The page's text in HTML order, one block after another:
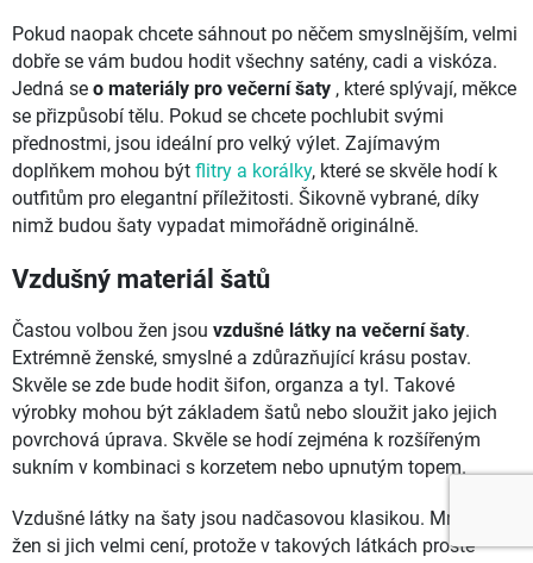
Pokud naopak chcete sáhnout po něčem smyslnějším, velmi
dobře se vám budou hodit všechny satény, cadi a viskóza.
Jedná se o materiály pro večerní šaty , které splývají, měkce
se přizpůsobí tělu. Pokud se chcete pochlubit svými
přednostmi, jsou ideální pro velký výlet. Zajímavým
doplňkem mohou být flitry a korálky, které se skvěle hodí k
outfitům pro elegantní příležitosti. Šikovně vybrané, díky
nimž budou šaty vypadat mimořádně originálně.
Vzdušný materiál šatů
Častou volbou žen jsou vzdušné látky na večerní šaty.
Extrémně ženské, smyslné a zdůrazňující krásu postav.
Skvěle se zde bude hodit šifon, organza a tyl. Takové
výrobky mohou být základem šatů nebo sloužit jako jejich
povrchová úprava. Skvěle se hodí zejména k rozšířeným
sukním v kombinaci s korzetem nebo upnutým topem.
Vzdušné látky na šaty jsou nadčasovou klasikou. Mnoho
žen si jich velmi cení, protože v takových látkách prostě